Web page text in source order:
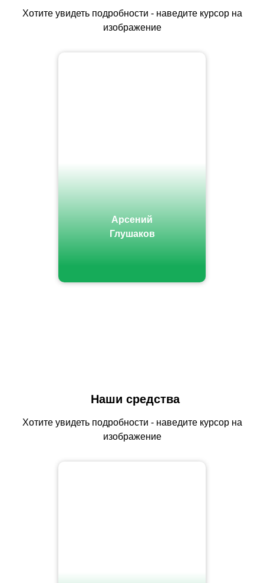
Хотите увидеть подробности - наведите курсор на
изображение
Арсений
Глушаков
Наши средства
Хотите увидеть подробности - наведите курсор на
изображение